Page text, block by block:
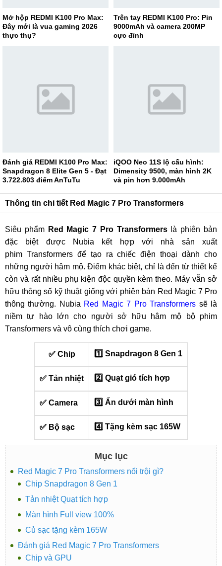
Mở hộp REDMI K100 Pro Max:
Đây mới là vua gaming 2026
thực thụ?
Trên tay REDMI K100 Pro: Pin
9000mAh và camera 200MP
cực đỉnh
Đánh giá REDMI K100 Pro Max:
Snapdragon 8 Elite Gen 5 - Đạt
3.722.803 điểm AnTuTu
iQOO Neo 11S lộ cấu hình:
Dimensity 9500, màn hình 2K
và pin hơn 9.000mAh
Thông tin chi tiết Red Magic 7 Pro Transformers
Siêu phẩm Red Magic 7 Pro Transformerslà phiên bản
đặc biệt được Nubia kết hợp với nhà sản xuất
phim Transformers để tạo ra chiếc điện thoại dành cho
những người hâm mộ. Điểm khác biệt, chỉ là đến từ thiết kế
còn và rất nhiều phụ kiện độc quyền kèm theo. Máy vẫn sở
hữu thông số kỹ thuật giống với phiên bản Red Magic 7 Pro
thông thường. Nubia Red Magic 7 Pro Transformers sẽ là
niềm tự hào lớn cho người sở hữu hâm mộ bộ phim
Transformers và vô cùng thích chơi game.
✅ Chip 1️⃣ Snapdragon 8 Gen 1
✅ Tản nhiệt 2️⃣ Quạt gió tích hợp
✅ Camera 3️⃣ Ẩn dưới màn hình
✅ Bộ sạc 4️⃣ Tặng kèm sạc 165W
Mục lục
Red Magic 7 Pro Transformers nổi trội gì?
Chip Snapdragon 8 Gen 1
Tản nhiệt Quạt tích hợp
Màn hình Full view 100%
Củ sạc tặng kèm 165W
Đánh giá Red Magic 7 Pro Transformers
Chip và GPU